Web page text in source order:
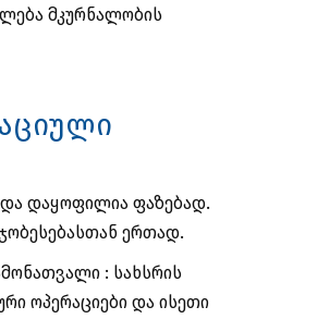
მკურნალობის
დაყოფილია ფაზებად.
ერთად.
: სახსრის
ოპერაციები და ისეთი